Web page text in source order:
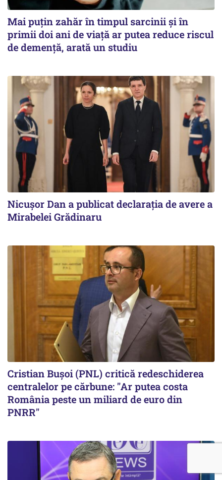
Mai puțin zahăr în timpul sarcinii și în
primii doi ani de viață ar putea reduce riscul
de demență, arată un studiu
Nicuşor Dan a publicat declaraţia de avere a
Mirabelei Grădinaru
Cristian Bușoi (PNL) critică redeschiderea
centralelor pe cărbune: "Ar putea costa
România peste un miliard de euro din
PNRR"